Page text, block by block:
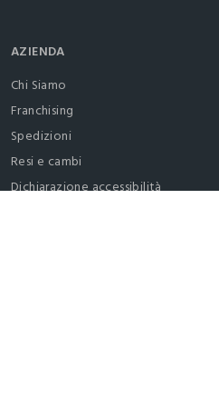
AZIENDA
Chi Siamo
Franchising
Spedizioni
Resi e cambi
Dichiarazione accessibilità